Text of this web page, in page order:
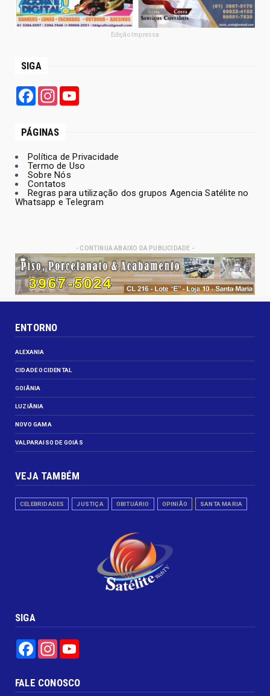
Edição Impressa
SIGA
FacebookInstagram
PÁGINAS
Política de Privacidade
Termo de Uso
Sobre Nós
Contatos
Regras para utilização dos grupos Agencia Satélite no
Whatsapp e Telegram
- CONTINUA ABAIXO DA PUBLICIDADE -
ENTORNO
ALEXANIA
CIDADE OCIDENTAL
GOIÂNIA
LUZIÂNIA
NOVO GAMA
VALPARAISO DE GOIÁS
VEJA TAMBÉM
CELEBRIDADES JUSTIÇA OBITUÁRIO OPINIÃO SANTA MARIA
SIGA
FacebookInstagram
FALE CONOSCO